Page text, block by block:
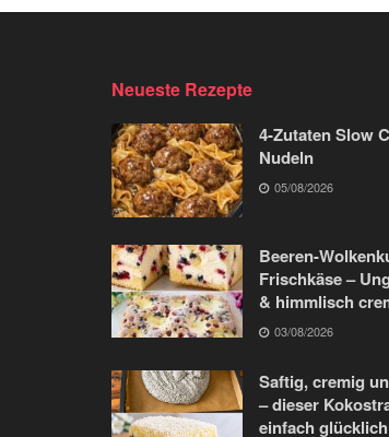
Neueste Rezepte
4-Zutaten Slow
Nudeln
05/08/2026
Beeren-
Frischkäse –
& himmlisch
03/08/2026
Saftig, cremig
– dieser
einfach